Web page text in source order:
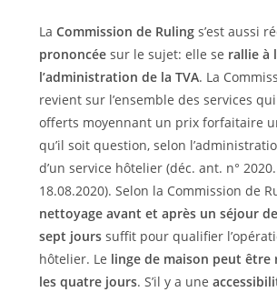
La Commission de Rulings’est aussi
prononcéesur le sujet: elle se rallie à
l’administration de la TVA. La
revient sur l’ensemble des services
offerts moyennant un prix forfaitaire
qu’il soit question, selon
d’un service hôtelier (déc. ant. n°
18.08.2020). Selon la Commission de
nettoyage avant et après un séjour
sept jours suffit pour qualifier
hôtelier. Le linge de maison peut être
les quatre jours. S’il y a une